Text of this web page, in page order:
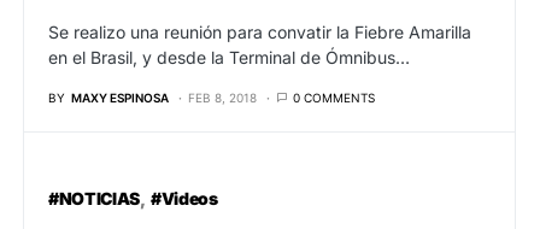
Se realizo una reunión para convatir la Fiebre Amarilla
en el Brasil, y desde la Terminal de Ómnibus…
BY MAXY ESPINOSA FEB 8, 2018 0 COMMENTS
#NOTICIAS #Videos